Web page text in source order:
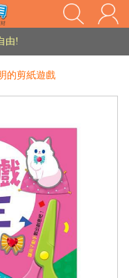
家長樂了!「風車書版集團暨FOOD超人企業總部」目前正興建中!
由!
由!
購物流程說明』
的剪紙遊戲